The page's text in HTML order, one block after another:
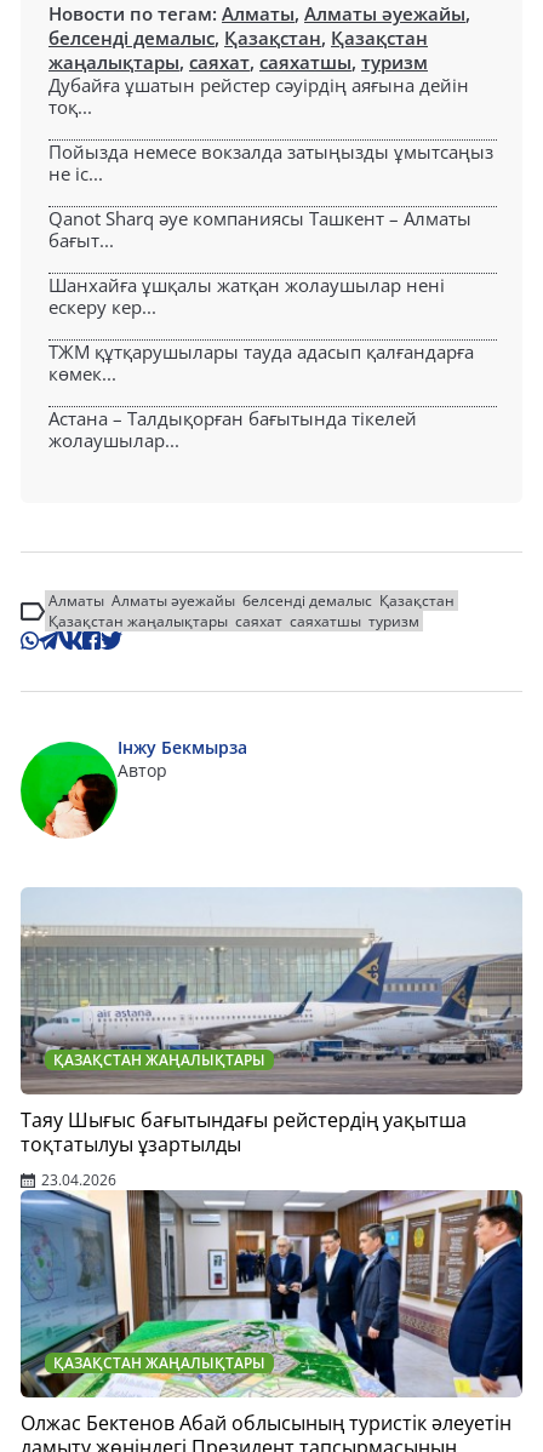
Новости по тегам: Алматы, Алматы әуежайы,
белсенді демалыс, Қазақстан, Қазақстан
жаңалықтары, саяхат, саяхатшы, туризм
Дубайға ұшатын рейстер сәуірдің аяғына дейін
тоқ...
Пойызда немесе вокзалда затыңызды ұмытсаңыз
не іс...
Qanot Sharq әуе компаниясы Ташкент – Алматы
бағыт...
Шанхайға ұшқалы жатқан жолаушылар нені
ескеру кер...
ТЖМ құтқарушылары тауда адасып қалғандарға
көмек...
Астана – Талдықорған бағытында тікелей
жолаушылар...
Алматы Алматы әуежайы белсенді демалыс Қазақстан
Қазақстан жаңалықтары саяхат саяхатшы туризм
Інжу Бекмырза
Автор
ҚАЗАҚСТАН ЖАҢАЛЫҚТАРЫ
Таяу Шығыс бағытындағы рейстердің уақытша
тоқтатылуы ұзартылды
23.04.2026
ҚАЗАҚСТАН ЖАҢАЛЫҚТАРЫ
Олжас Бектенов Абай облысының туристік әлеуетін